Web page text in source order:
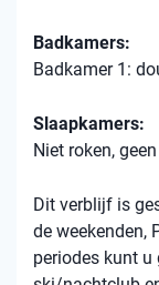
Badkamers:
Badkamer 1:
Slaapkamers:
Niet roken,
Dit verblijf is
de weekenden,
periodes kunt u